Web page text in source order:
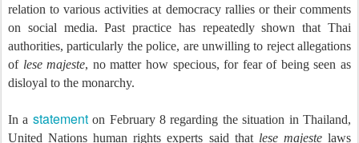
relation to various activities at democracy rallies or their comments
on social media. Past practice has repeatedly shown that Thai
authorities, particularly the police, are unwilling to reject allegations
of lese majeste, no matter how specious, for fear of being seen as
disloyal to the monarchy.
In a statementon February 8 regarding the situation in Thailand,
United Nations human rights experts said that lese majestelaws